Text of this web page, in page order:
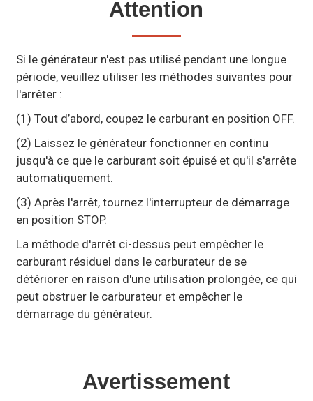
Attention
Si le générateur n'est pas utilisé pendant une longue
période, veuillez utiliser les méthodes suivantes pour
l'arrêter :
(1) Tout d’abord, coupez le carburant en position OFF.
(2) Laissez le générateur fonctionner en continu
jusqu'à ce que le carburant soit épuisé et qu'il s'arrête
automatiquement.
(3) Après l'arrêt, tournez l'interrupteur de démarrage
en position STOP.
La méthode d'arrêt ci-dessus peut empêcher le
carburant résiduel dans le carburateur de se
détériorer en raison d'une utilisation prolongée, ce qui
peut obstruer le carburateur et empêcher le
démarrage du générateur.
Avertissement